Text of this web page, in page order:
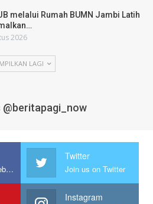
melalui Rumah BUMN Jambi Latih
2026
LAGI
@beritapagi_now
Join us on Facebook
Twitter
Join us on Twitter
Instagram